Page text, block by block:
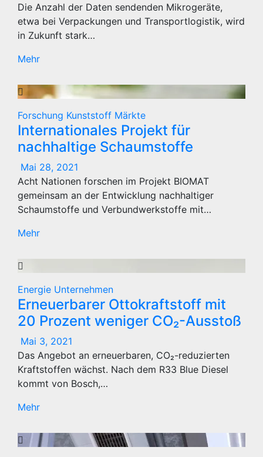
Die Anzahl der Daten sendenden Mikrogeräte,
etwa bei Verpackungen und Transportlogistik, wird
in Zukunft stark…
Mehr
Forschung Kunststoff Märkte
Internationales Projekt für
nachhaltige Schaumstoffe
Mai 28, 2021
Acht Nationen forschen im Projekt BIOMAT
gemeinsam an der Entwicklung nachhaltiger
Schaumstoffe und Verbundwerkstoffe mit…
Mehr
Energie Unternehmen
Erneuerbarer Ottokraftstoff mit
20 Prozent weniger CO₂-Ausstoß
Mai 3, 2021
Das Angebot an erneuerbaren, CO₂-reduzierten
Kraftstoffen wächst. Nach dem R33 Blue Diesel
kommt von Bosch,…
Mehr